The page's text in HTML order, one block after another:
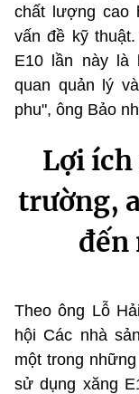
chất lượng cao
vấn đề kỹ
E10 lần này là
quan quản lý
phu", ông Bảo
Lợi
trường,
đến
Theo ông Lỗ
hội Các nhà
một trong
sử dụng xăng